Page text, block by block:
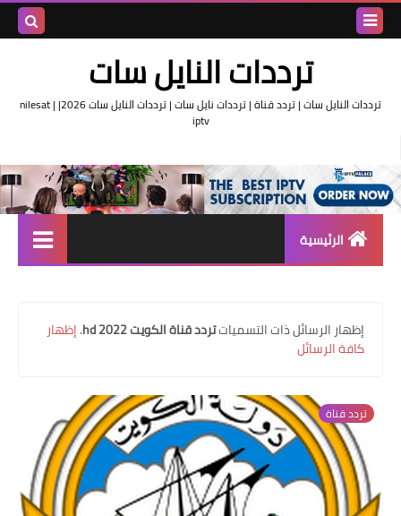
ترددات النايل سات
ترددات النايل سات | تردد قناة | ترددات نايل سات | ترددات النايل سات 2026| nilesat |
iptv
الرئيسية
اقوى ترددات النايل سات
تردد قناة
nilesat
iptv
‏إظهار الرسائل ذات التسمياتتردد قناة الكويت 2022 hd .إظهار
كافة الرسائل
تردد قناة